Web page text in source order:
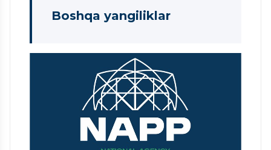
Boshqa yangiliklar